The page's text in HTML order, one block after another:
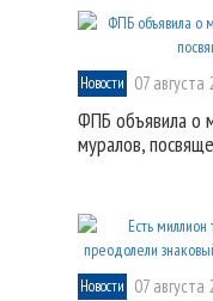
Новости 07 августа
ФПБ объявила о
муралов,
Новости 07 августа